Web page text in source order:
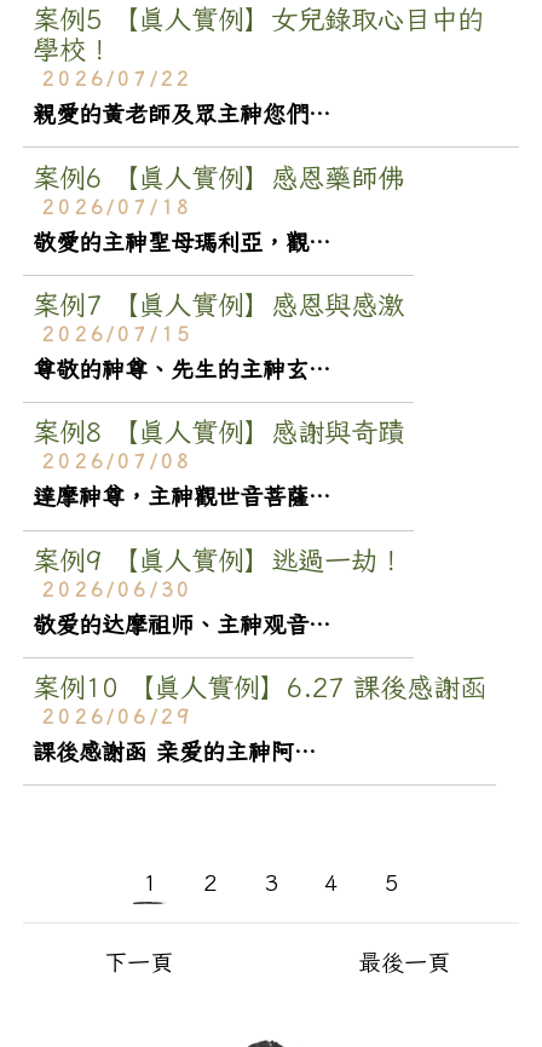
案例5
【真人實例】女兒錄取心目中的
學校！
2026/07/22
親愛的黃老師及眾主神您們好！ 在國中會考放榜的日子，女兒錄取了她心目中的學校－台中女中！ 感謝眾主神，為女兒補考運 36 朵，在眾主神、黃老師、及各位工作人員的協助下，給予了女兒最大的助力！ 弟子...
案例6 【真人實例】感恩藥師佛
2026/07/18
敬愛的主神聖母瑪利亞，觀世音菩薩，三聖佛，及黃老師和工作人員們您們好： 女兒前些日子報喜說通過醫師二階國考了，她特別提到交卷前有和藥師佛（她的主神）詢問是否可交卷，得到答案後交卷然後通過，她這次比較多...
案例7 【真人實例】感恩與感激
2026/07/15
尊敬的神尊、先生的主神玄天上帝、我和兩個女兒的主神觀音菩薩、黃老師及工作人員您們好： 想跟主神和黃老師分享一個好消息，小女兒考上她的第一志願，順利進了非常難進的麥馬士達大學的健康科學系。只要進了這個系...
案例8 【真人實例】感謝與奇蹟
2026/07/08
達摩神尊，主神觀世音菩薩，黃老師 首先，非常感謝 主神的指示，讓我避開身體災難。也同意讓我轉健康。 一般來說，心血管斑塊壓迫血管，到中度狹窄，任何醫師（包含我自己），都不會輕忽，都會建議要吃藥積極控...
案例9 【真人實例】逃過一劫！
2026/06/30
敬爱的达摩祖师、主神观音菩萨、灵体老师、黄老师及工作人员老师好！ 分享一件惊心动魄的事。北京时间 6 月 26 日周五工作日下班后，我所在的北京第一高办公大楼发生了小型飞机撞击事件（已有官方媒体通报）...
案例10 【真人實例】6.27 課後感謝函
2026/06/29
課後感謝函 亲爱的主神阿弥陀佛、达摩祖师、黄老师及各位工作人员好！ 今天下午兴奋认真地听完黄老师整整三个小时的精彩讲课感觉意犹未尽，黄老师今天的讲课非常非常地棒也非常的辛苦，感谢神尊的用心良苦（黄老...
1 2 3 4 5
下一頁 最後一頁